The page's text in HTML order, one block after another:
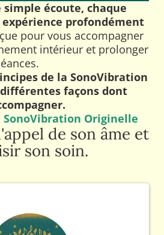
écoute, chaque
profondément
pour vous accompagner
intérieur et prolonger
de la SonoVibration
façons dont
Originelle
de son âme et
son soin.